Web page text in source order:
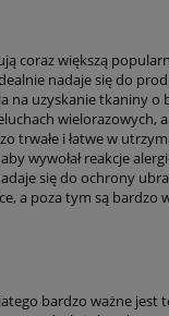
coraz większą
nadaje się do
na uzyskanie tkaniny o
wielorazowych,
trwałe i łatwe w
wywołał reakcje
się do ochrony
a poza tym są bardzo
bardzo ważne jest